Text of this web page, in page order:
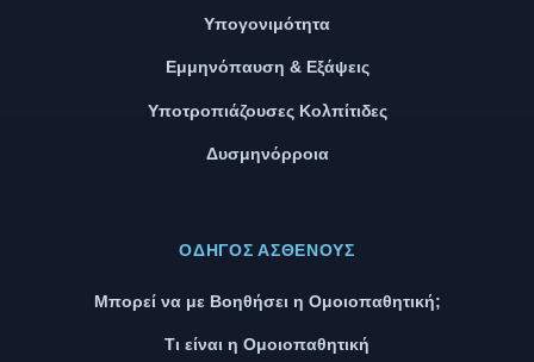
Υπογονιμότητα
Εμμηνόπαυση & Εξάψεις
Υποτροπιάζουσες Κολπίτιδες
Δυσμηνόρροια
ΟΔΗΓΌΣ ΑΣΘΕΝΟΎΣ
Μπορεί να με Βοηθήσει η Ομοιοπαθητική;
Τι είναι η Ομοιοπαθητική